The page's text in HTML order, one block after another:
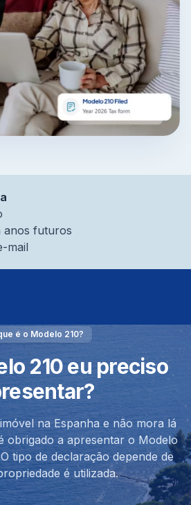
anos futuros
mail
é o Modelo 210?
210 eu preciso
na Espanha e não mora lá
obrigado a apresentar o Modelo
tipo de declaração depende de
é utilizada.